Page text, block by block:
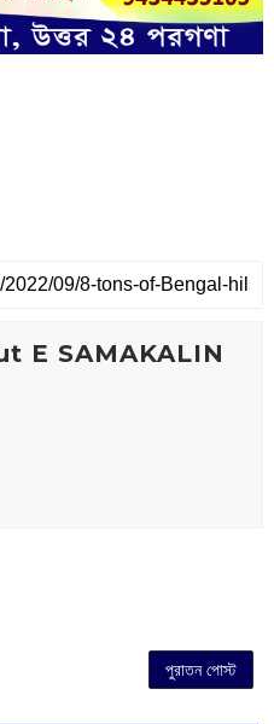
E SAMAKALIN
পুরাতন পোস্ট